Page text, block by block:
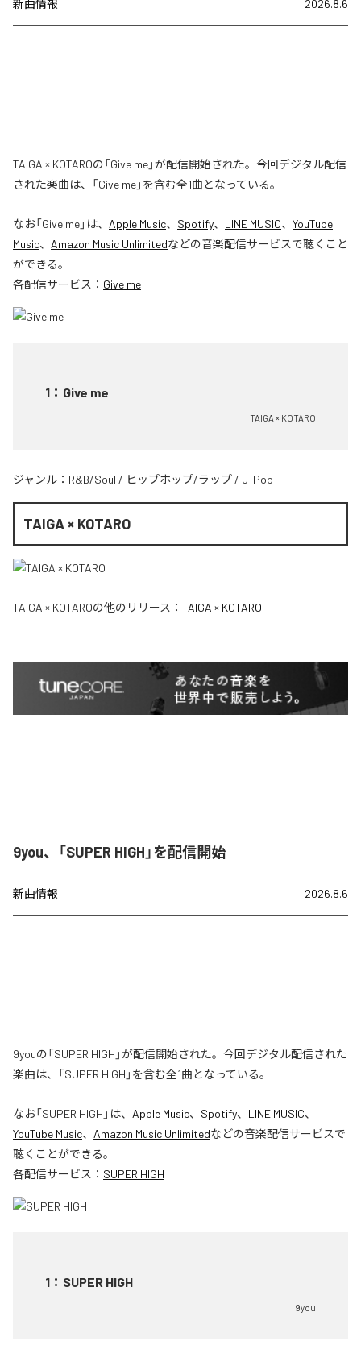
新曲情報 2026.8.6
TAIGA × KOTAROの「Give me」が配信開始された。今回デジタル配信
された楽曲は、「Give me」を含む全1曲となっている。
なお「Give me」は、 Apple Music、 Spotify、 LINE MUSIC、 YouTube
Music、 Amazon Music Unlimitedなどの音楽配信サービスで聴くこと
ができる。
各配信サービス： Give me
1 ： Give me
TAIGA × KOTARO
ジャンル： R&B/Soul / ヒップホップ/ラップ / J-Pop
TAIGA × KOTARO
TAIGA × KOTAROの他のリリース： TAIGA × KOTARO
9you、「SUPER HIGH」を配信開始
新曲情報 2026.8.6
9youの「SUPER HIGH」が配信開始された。今回デジタル配信された
楽曲は、「SUPER HIGH」を含む全1曲となっている。
なお「SUPER HIGH 」は、 Apple Music、 Spotify、 LINE MUSIC、
YouTube Music、 Amazon Music Unlimitedなどの音楽配信サービスで
聴くことができる。
各配信サービス： SUPER HIGH
1 ： SUPER HIGH
9you